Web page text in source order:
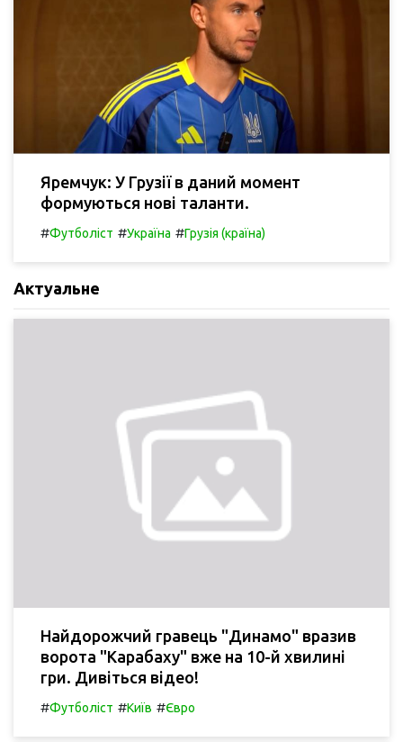
Яремчук: У Грузії в даний момент
формуються нові таланти.
#Футболіст #Україна #Грузія (країна)
Актуальне
Найдорожчий гравець "Динамо" вразив
ворота "Карабаху" вже на 10-й хвилині
гри. Дивіться відео!
#Футболіст #Київ #Євро